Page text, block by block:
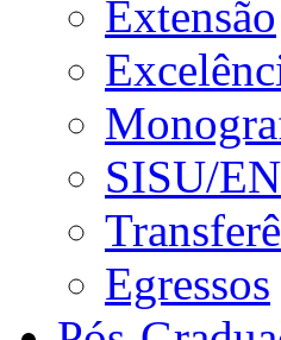
Extensão
SISU/
Egressos